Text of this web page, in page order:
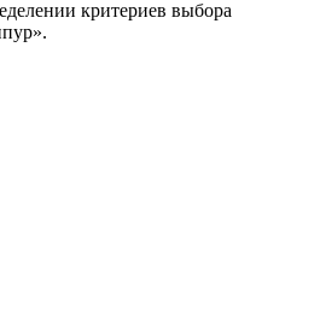
критериев выбора